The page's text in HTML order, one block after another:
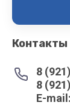
Контакты
8
8
Е-